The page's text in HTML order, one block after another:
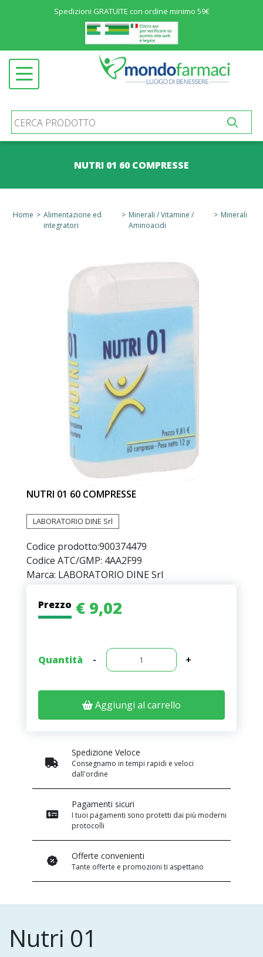
Menu
SALUTE E BENESSERE Open submenu
COSMETICA
Open submenu
MATERNIT&AGRAVE; E INFANZIA Open submenu
Open submenu
STOMIA E INCONTINENZA Open submenu
Spedizioni GRATUITE con ordine minimo 59€
NUTRI 01 60 COMPRESSE
Home > Alimentazione ed
integratori
> Minerali / Vitamine /
Aminoacidi
> Minerali
NUTRI 01 60 COMPRESSE
LABORATORIO DINE Srl
Codice prodotto:900374479
Codice ATC/GMP: 4AA2F99
Marca: LABORATORIO DINE Srl
Prezzo € 9,02
Quantità - +
Aggiungi al carrello
Spedizione Veloce
Consegnamo in tempi rapidi e veloci
dall'ordine
Pagamenti sicuri
I tuoi pagamenti sono protetti dai più moderni
protocolli
Offerte convenienti
Tante offerte e promozioni ti aspettano
Nutri 01